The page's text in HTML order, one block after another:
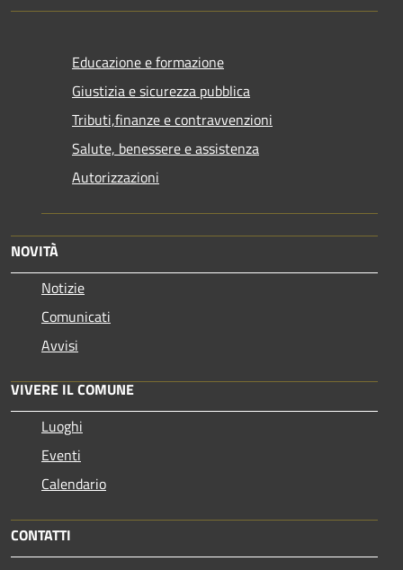
Educazione e formazione
Giustizia e sicurezza pubblica
Tributi,finanze e contravvenzioni
Salute, benessere e assistenza
Autorizzazioni
NOVITÀ
Notizie
Comunicati
Avvisi
VIVERE IL COMUNE
Luoghi
Eventi
Calendario
CONTATTI